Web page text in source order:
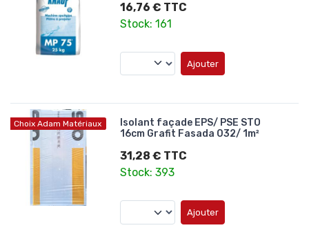
16,76 € TTC
Stock: 161
Ajouter
Choix Adam Matériaux
Isolant façade EPS/ PSE STO
16cm Grafit Fasada 032/ 1m²
31,28 € TTC
Stock: 393
Ajouter